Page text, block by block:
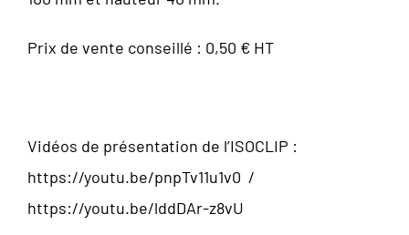
Prix de vente conseillé : 0,50 € HT
Vidéos de présentation de l’ISOCLIP :
https://youtu.be/pnpTv11u1v0 /
https://youtu.be/lddDAr-z8vU